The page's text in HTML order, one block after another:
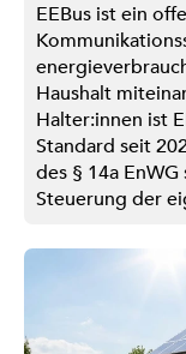
EEBus ist ein
Haushalt
Halter:innen ist
Standard seit
des § 14a
Steuerung der